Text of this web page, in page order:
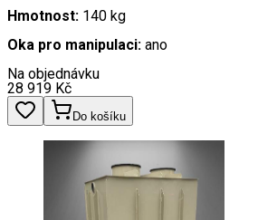
Hmotnost: 140 kg
Oka pro manipulaci: ano
Na objednávku
28 919 Kč
Do košíku